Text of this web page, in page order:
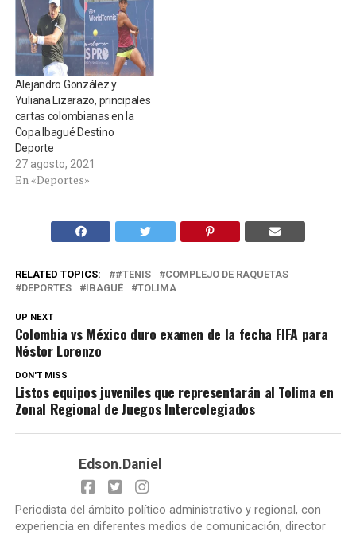
Alejandro González y
Yuliana Lizarazo, principales
cartas colombianas en la
Copa Ibagué Destino
Deporte
27 agosto, 2021
En «Deportes»
RELATED TOPICS: #TENIS
COMPLEJO DE RAQUETAS
DEPORTES
IBAGUÉ TOLIMA
UP NEXT
Colombia vs México duro examen de la fecha FIFA para
Néstor Lorenzo
DON'T MISS
Listos equipos juveniles que representarán al Tolima en
Zonal Regional de Juegos Intercolegiados
Edson.Daniel
Periodista del ámbito político administrativo y regional, con
experiencia en diferentes medios de comunicación, director